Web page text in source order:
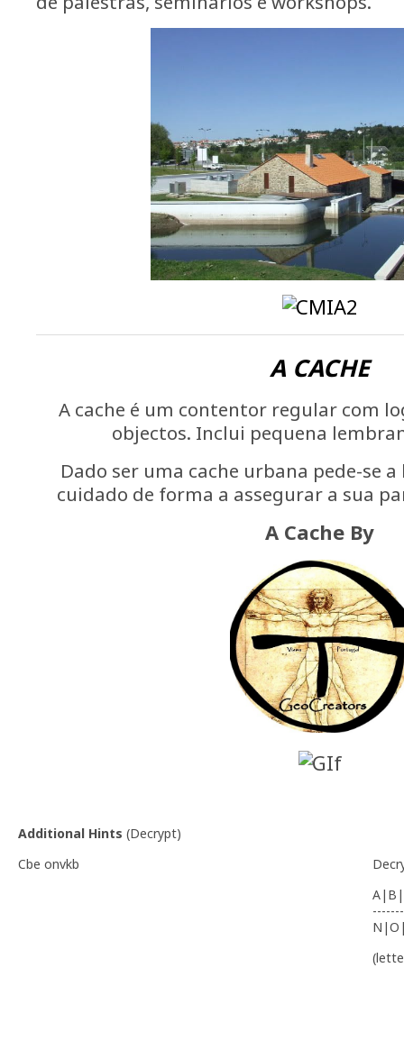
A CACHE
A cache é um contentor regular com
objectos. Inclui pequena
Dado ser uma cache urbana pede-se
cuidado de forma a assegurar a sua
A Cache By
Additional Hints (Decrypt)
Cbe onvkb